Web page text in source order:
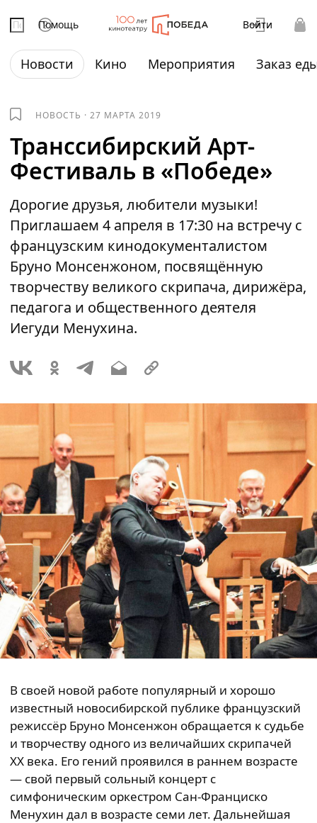
Помощь Войти
Новости Кино Мероприятия Заказ
НОВОСТЬ ·27 МАРТА 2019
Транссибирский Арт-
Фестиваль в «Победе»
Дорогие друзья, любители музыки!
Приглашаем 4 апреля в 17:30 на встречу с
французским кинодокументалистом
Бруно Монсенжоном, посвящённую
творчеству великого скрипача, дирижёра,
педагога и общественного деятеля
Иегуди Менухина.
В своей новой работе популярный и хорошо
известный новосибирской публике французский
режиссёр Бруно Монсенжон обращается к судьбе
и творчеству одного из величайших скрипачей
XX века. Его гений проявился в раннем возрасте
— свой первый сольный концерт с
симфоническим оркестром Сан-Франциско
Менухин дал в возрасте семи лет. Дальнейшая